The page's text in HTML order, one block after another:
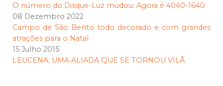
O número do Disque-Luz mudou: Agora é 4040-1640
08 Dezembro 2022
Campo de São Bento todo decorado e com grandes
atrações para o Natal
15 Julho 2015
LEUCENA: UMA ALIADA QUE SE TORNOU VILÃ